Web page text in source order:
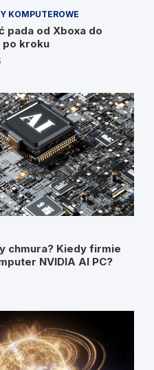
KOMPUTEROWE
pada od Xboxa do
po kroku
chmura? Kiedy firmie
NVIDIA AI PC?